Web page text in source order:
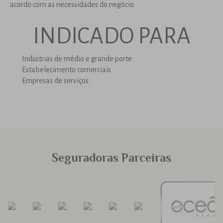
acordo com as necessidades do negócio.
INDICADO PARA
Indústrias de médio e grande porte
Estabelecimento comerciais
Empresas de serviços
Seguradoras Parceiras